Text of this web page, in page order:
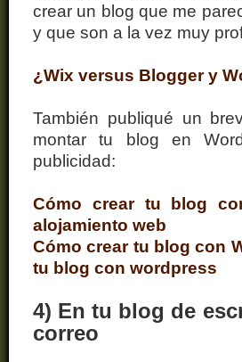
crear un blog que me
y que son a la vez muy
¿Wix versus Blogger y
También publiqué un
montar tu blog en
publicidad:
Cómo crear tu blog
alojamiento web
Cómo crear tu blog con
tu blog con wordpress
4) En tu blog de
correo